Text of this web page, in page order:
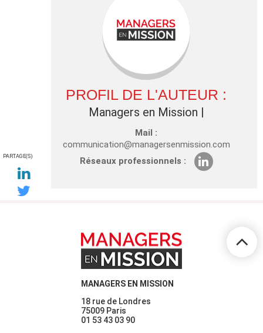
PARTAGE(S)
PROFIL DE L'AUTEUR :
Managers en Mission |
Mail :
communication@managersenmission.com
Réseaux professionnels :
MANAGERS EN MISSION
18 rue de Londres
75009 Paris
01 53 43 03 90